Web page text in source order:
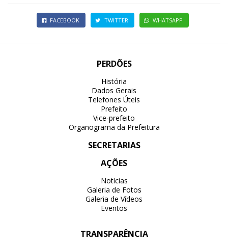
FACEBOOK TWITTER WHATSAPP
PERDÕES
História
Dados Gerais
Telefones Úteis
Prefeito
Vice-prefeito
Organograma da Prefeitura
SECRETARIAS
AÇÕES
Notícias
Galeria de Fotos
Galeria de Vídeos
Eventos
TRANSPARÊNCIA